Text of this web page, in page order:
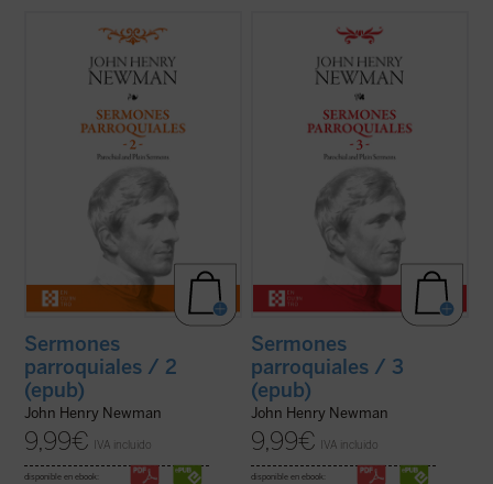
En estos treinta y dos sermones, John
Henry Newman vuelve a poner de
manifiesto su fuerza, frescura y audacia.
Fuerza en la verdad de su mensaje, que es
el mensaje de Dios; frescura en la palabra,
con un lenguaje cercano y familiar que se
(ver ficha)
Sermones
parroquiales / 2
(epub)
John Henry Newman
9,99€ IVA incluido
disponible en ebook:
En este tercer volumen de la serie de los
Sermones parroquiales
se incluyen
veinticinco sermones predicados en la
iglesia de Saint Mary's en Oxford. El genio
humano y cristiano de Newman, que ya era
una autoridad no exenta de polémica en ...
Sermones
parroquiales / 3
(epub)
John Henry Newman
9,99€ IVA incluido
disponible en ebook: